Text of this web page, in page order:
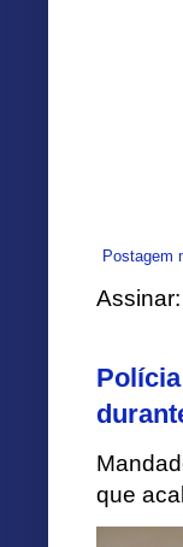
Postagem
Assinar:
que